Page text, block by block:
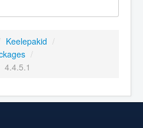
Keelepakid /
/
4.4.5.1